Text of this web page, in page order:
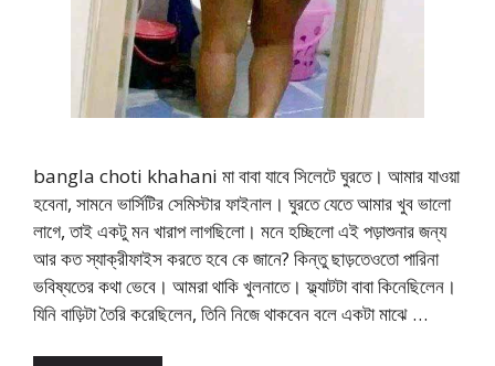
bangla choti khahani মা বাবা যাবে সিলেটে ঘুরতে। আমার যাওয়া
হবেনা, সামনে ভার্সিটির সেমিস্টার ফাইনাল। ঘুরতে যেতে আমার খুব ভালো
লাগে, তাই একটু মন খারাপ লাগছিলো। মনে হচ্ছিলো এই পড়াশুনার জন্য
আর কত স্যাক্রীফাইস করতে হবে কে জানে? কিন্তু ছাড়তেওতো পারিনা
ভবিষ্যতের কথা ভেবে। আমরা থাকি খুলনাতে। ফ্ল্যাটটা বাবা কিনেছিলেন।
যিনি বাড়িটা তৈরি করেছিলেন, তিনি নিজে থাকবেন বলে একটা মাঝে …